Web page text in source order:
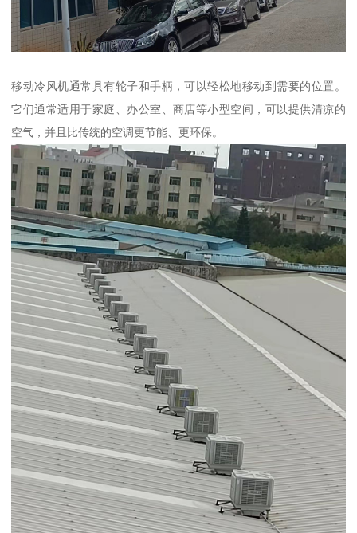
移动冷风机通常具有轮子和手柄，可以轻松地移动到需要的位置。
它们通常适用于家庭、办公室、商店等小型空间，可以提供清凉的
空气，并且比传统的空调更节能、更环保。